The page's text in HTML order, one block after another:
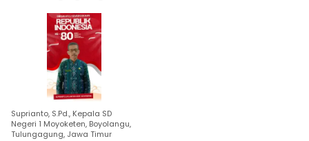
Suprianto, S.Pd., Kepala SD
Negeri 1 Moyoketen, Boyolangu,
Tulungagung, Jawa Timur